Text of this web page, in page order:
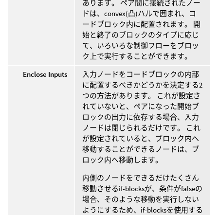
あります。 ペア間に接続されたノー
ドは、convex(凸)ハルで囲まれ、コ
ードブロック内に配置されます。 開
始と終了のブロックのタイプに応じ
て、いろいろな制御フローをブロッ
ク上で実行することができます。
Enclose Inputs
入力ノードをコードブロックの内部
に配置するべきかどうかを決定する2
つの方法があります。 これが設定さ
れていないと、ペアになった開始ブ
ロックの出力に依存する場合、入力
ノードは閉じられるだけです。 これ
が設定されていると、ブロック内へ
移動することができるノードは、ブ
ロック内へ移動します。
内側のノードをできるだけたくさん
移動させるif-blocksが、条件がfalseの
場合、そのような移動を実行しない
ようにするため、if-blocksを使用する